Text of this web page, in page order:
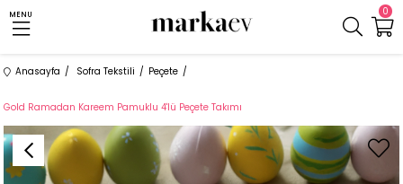
0
MENU
Anasayfa Sofra Tekstili Peçete
Gold Ramadan Kareem Pamuklu 4'lü Peçete Takımı